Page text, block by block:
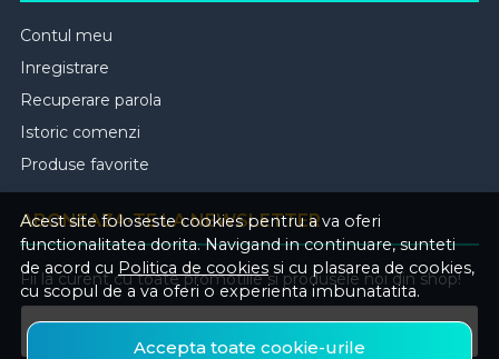
Acest site foloseste cookies pentru a va oferi
functionalitatea dorita. Navigand in continuare, sunteti
de acord cu Politica de cookies si cu plasarea de cookies,
cu scopul de a va oferi o experienta imbunatatita.
Accepta toate cookie-urile
Contul meu
Inregistrare
Recuperare parola
Istoric comenzi
Produse favorite
ABONEAZA-TE LA NEWSLETTER
Fii la curent cu toate promotiile si produsele noi din shop!
Email